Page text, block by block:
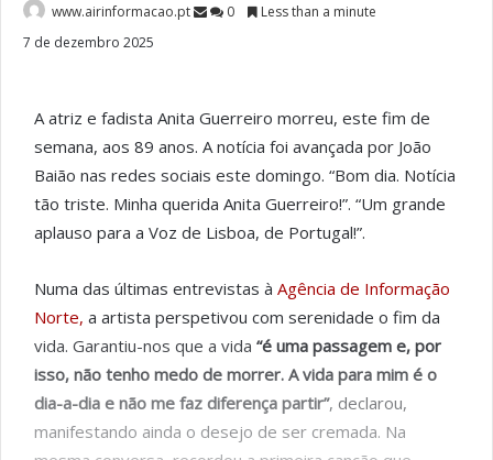
www.airinformacao.pt 0
Less than a minute
7 de dezembro 2025
A atriz e fadista Anita Guerreiro morreu, este fim de
semana, aos 89 anos. A notícia foi avançada por João
Baião nas redes sociais este domingo. “Bom dia. Notícia
tão triste. Minha querida Anita Guerreiro!”. “Um grande
aplauso para a Voz de Lisboa, de Portugal!”.
Numa das últimas entrevistas à Agência de Informação
Norte, a artista perspetivou com serenidade o fim da
vida. Garantiu-nos que a vida “é uma passagem e, por
isso, não tenho medo de morrer. A vida para mim é o
dia-a-dia e não me faz diferença partir”, declarou,
manifestando ainda o desejo de ser cremada. Na